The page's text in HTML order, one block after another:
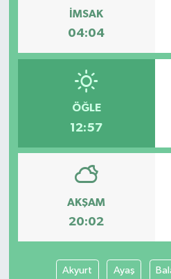
İMSAK
04:04
ÖĞLE
12:57
AKŞAM
20:02
Akyurt Ayaş